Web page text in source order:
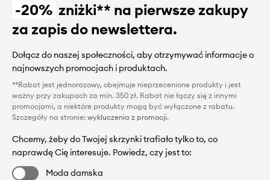
-20% zniżki** na pierwsze zakupy
za zapis do newslettera.
Dołącz do naszej społeczności, aby otrzymywać informacje o
najnowszych promocjach i produktach.
**Rabat jest jednorazowy, obejmuje nieprzecenione produkty i jest
ważny przy zakupach za min. 350 zł. Rabat nie łączy się z innymi
promocjami, a niektóre produkty mogą być wyłączone z rabatu.
Szczegóły na stronie: wykluczenia z promocji.
Chcemy, żeby do Twojej skrzynki trafiało tylko to, co
naprawdę Cię interesuje. Powiedz, czy jest to:
Moda damska